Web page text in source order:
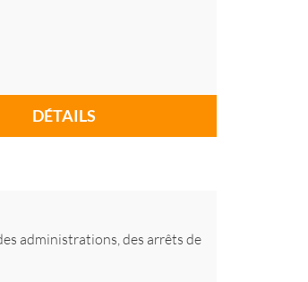
DÉTAILS
administrations, des arrêts de